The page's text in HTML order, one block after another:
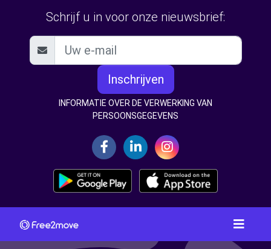
Schrijf u in voor onze nieuwsbrief:
Inschrijven
INFORMATIE OVER DE VERWERKING VAN
PERSOONSGEGEVENS